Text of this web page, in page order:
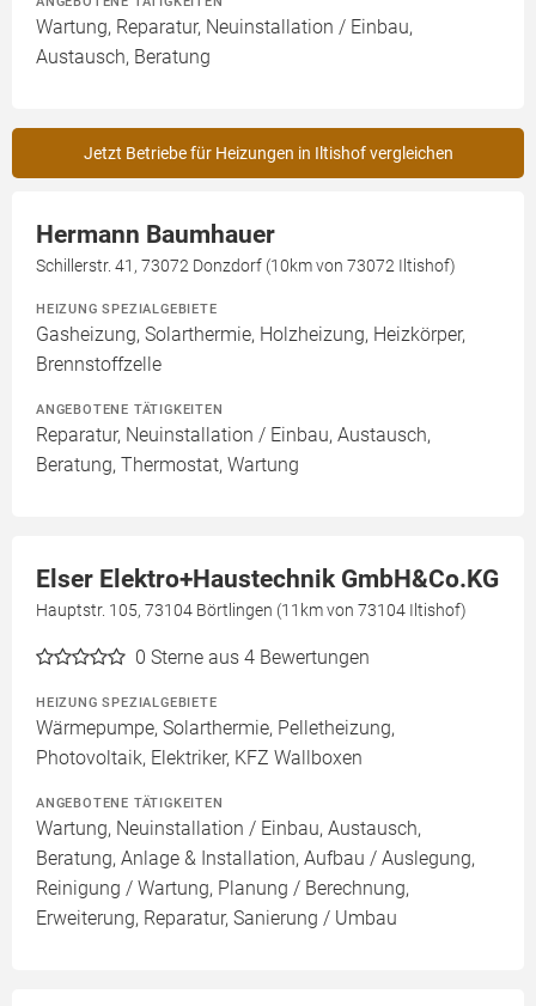
Wartung, Reparatur, Neuinstallation / Einbau,
Austausch, Beratung
Jetzt Betriebe für Heizungen in Iltishof vergleichen
Hermann Baumhauer
Schillerstr. 41, 73072 Donzdorf (10km von 73072 Iltishof)
HEIZUNG SPEZIALGEBIETE
Gasheizung, Solarthermie, Holzheizung, Heizkörper,
Brennstoffzelle
ANGEBOTENE TÄTIGKEITEN
Reparatur, Neuinstallation / Einbau, Austausch,
Beratung, Thermostat, Wartung
Elser Elektro+Haustechnik GmbH&Co.KG
Hauptstr. 105, 73104 Börtlingen (11km von 73104 Iltishof)
0 Sterne aus 4 Bewertungen
HEIZUNG SPEZIALGEBIETE
Wärmepumpe, Solarthermie, Pelletheizung,
Photovoltaik, Elektriker, KFZ Wallboxen
ANGEBOTENE TÄTIGKEITEN
Wartung, Neuinstallation / Einbau, Austausch,
Beratung, Anlage & Installation, Aufbau / Auslegung,
Reinigung / Wartung, Planung / Berechnung,
Erweiterung, Reparatur, Sanierung / Umbau